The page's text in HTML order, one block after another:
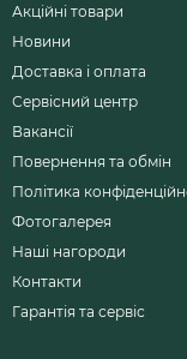
Акційні товари
Новини
Доставка і оплата
Сервісний центр
Вакансії
Повернення та обмін
Політика
Фотогалерея
Наші нагороди
Контакти
Гарантія та сервіс